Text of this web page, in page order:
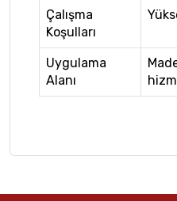
Çalışma
Koşulları
Uygulama
Alanı